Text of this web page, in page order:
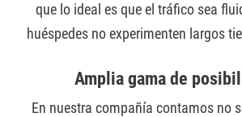
que lo ideal es que el tráfico sea
huéspedes no experimenten largos
Amplia gama de
En nuestra compañía contamos no